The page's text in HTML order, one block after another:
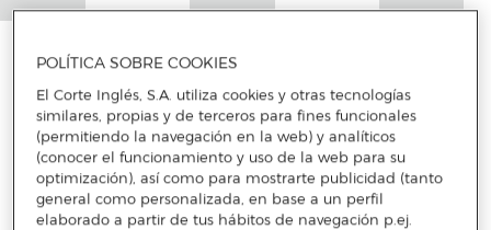
POLÍTICA SOBRE COOKIES
El Corte Inglés, S.A. utiliza cookies y otras tecnologías
similares, propias y de terceros para fines funcionales
(permitiendo la navegación en la web) y analíticos
(conocer el funcionamiento y uso de la web para su
optimización), así como para mostrarte publicidad (tanto
general como personalizada, en base a un perfil
elaborado a partir de tus hábitos de navegación p.ej.